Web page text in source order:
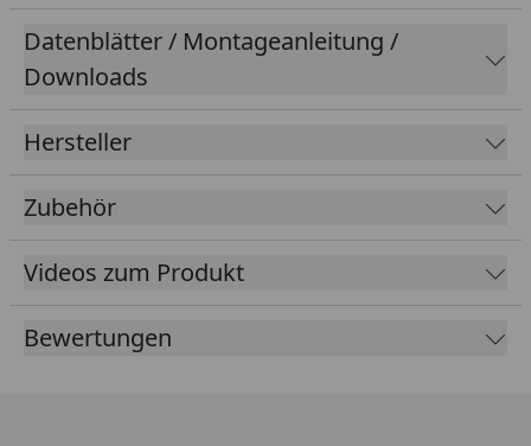
Datenblätter / Montageanleitung /
Downloads
Hersteller
Zubehör
Videos zum Produkt
Bewertungen